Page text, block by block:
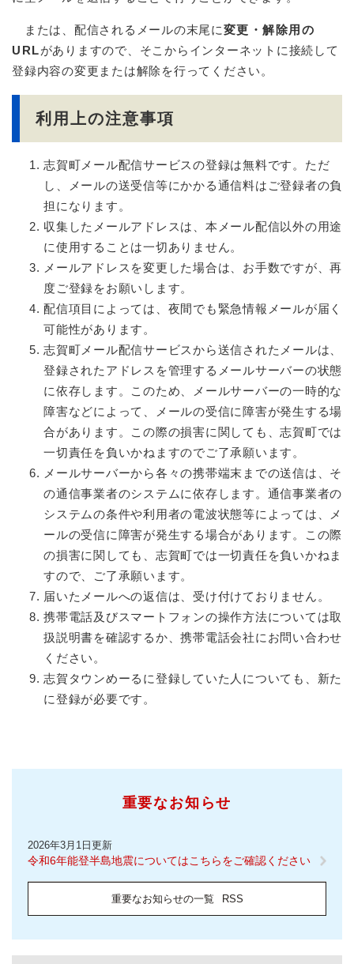
または、配信されるメールの末尾に変更・解除用の
URLがありますので、そこからインターネットに接続して
登録内容の変更または解除を行ってください。
利用上の注意事項
志賀町メール配信サービスの登録は無料です。ただ
し、メールの送受信等にかかる通信料はご登録者の負
担になります。
収集したメールアドレスは、本メール配信以外の用途
に使用することは一切ありません。
メールアドレスを変更した場合は、お手数ですが、再
度ご登録をお願いします。
配信項目によっては、夜間でも緊急情報メールが届く
可能性があります。
志賀町メール配信サービスから送信されたメールは、
登録されたアドレスを管理するメールサーバーの状態
に依存します。このため、メールサーバーの一時的な
障害などによって、メールの受信に障害が発生する場
合があります。この際の損害に関しても、志賀町では
一切責任を負いかねますのでご了承願います。
メールサーバーから各々の携帯端末までの送信は、そ
の通信事業者のシステムに依存します。通信事業者の
システムの条件や利用者の電波状態等によっては、メ
ールの受信に障害が発生する場合があります。この際
の損害に関しても、志賀町では一切責任を負いかねま
すので、ご了承願います。
届いたメールへの返信は、受け付けておりません。
携帯電話及びスマートフォンの操作方法については取
扱説明書を確認するか、携帯電話会社にお問い合わせ
ください。
志賀タウンめーるに登録していた人についても、新た
に登録が必要です。
重要なお知らせ
2026年3月1日更新
令和6年能登半島地震についてはこちらをご確認ください
重要なお知らせの一覧 RSS